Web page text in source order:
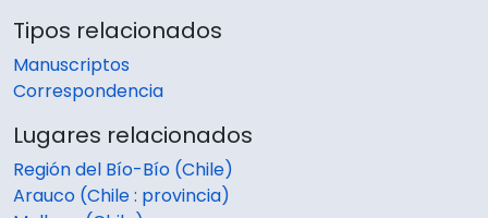
Tipos relacionados
Manuscriptos
Correspondencia
Lugares relacionados
Región del Bío-Bío (Chile)
Arauco (Chile : provincia)